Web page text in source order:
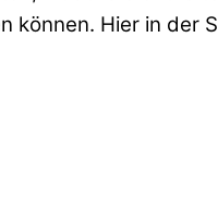
Hier in der